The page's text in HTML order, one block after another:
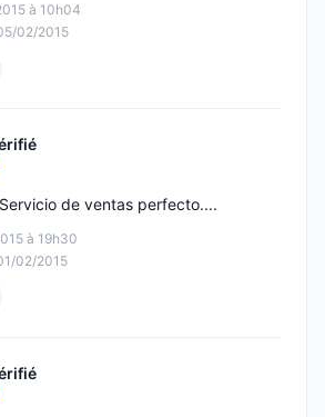
à 10h04
02/2015
à 19h30
02/2015
de ventas perfecto....